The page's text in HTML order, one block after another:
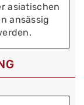
asiatischen
ansässig